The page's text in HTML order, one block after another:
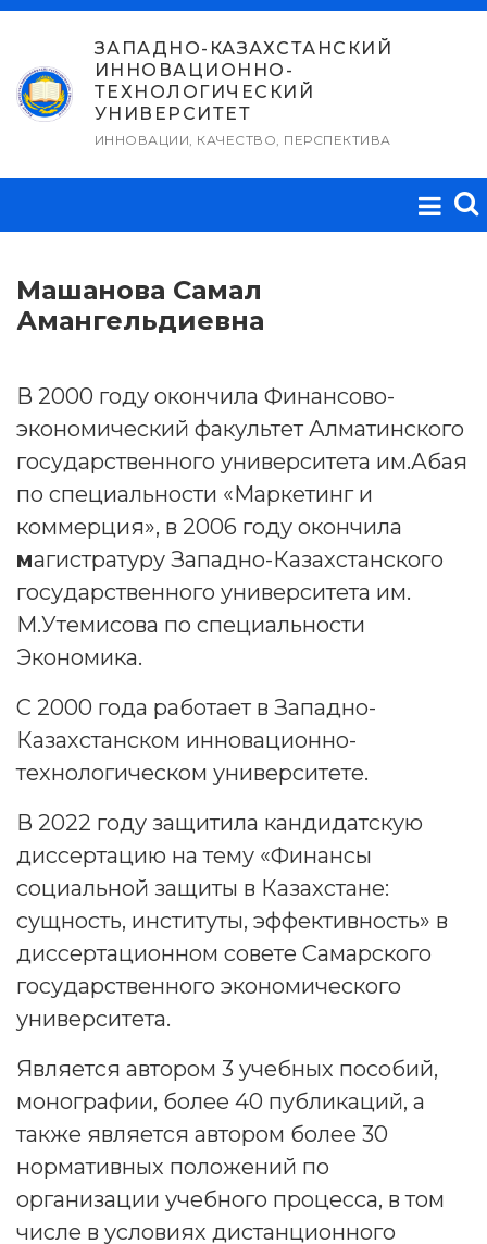
Перейти
содержимому
ЗАПАДНО-КАЗАХСТАНСКИЙ
ИННОВАЦИОННО-
ТЕХНОЛОГИЧЕСКИЙ
УНИВЕРСИТЕТ
ИННОВАЦИИ, КАЧЕСТВО, ПЕРСПЕКТИВА
Машанова Самал
Амангельдиевна
В 2000 году окончила Финансово-
экономический факультет Алматинского
государственного университета им.Абая
по специальности «Маркетинг и
коммерция», в 2006 году окончила
магистратуру Западно-Казахстанского
государственного университета им.
М.Утемисова по специальности
Экономика.
С 2000 года работает в Западно-
Казахстанском инновационно-
технологическом университете.
В 2022 году защитила кандидатскую
диссертацию на тему «Финансы
социальной защиты в Казахстане:
сущность, институты, эффективность» в
диссертационном совете Самарского
государственного экономического
университета.
Является автором 3 учебных пособий,
монографии, более 40 публикаций, а
также является автором более 30
нормативных положений по
организации учебного процесса, в том
числе в условиях дистанционного